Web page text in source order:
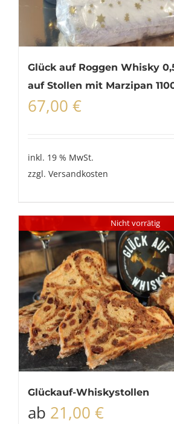
Glück auf Roggen Whisky
auf Stollen mit Marzipan
67,00 €
inkl. 19 % MwSt.
zzgl. Versandkosten
Nicht vorrätig
Glückauf-Whiskystollen
ab 21,00 €